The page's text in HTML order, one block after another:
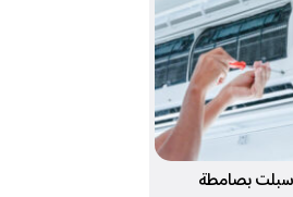
بصامطة